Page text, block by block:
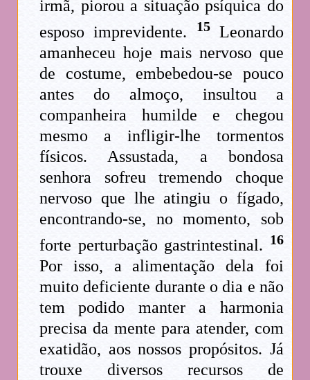
irmã, piorou a situação psíquica do
esposo imprevidente.
15Leonardo
amanheceu hoje mais nervoso que
de costume, embebedou-se pouco
antes do almoço, insultou a
companheira humilde e chegou
mesmo a infligir-lhe tormentos
físicos. Assustada, a bondosa
senhora sofreu tremendo choque
nervoso que lhe atingiu o fígado,
encontrando-se, no momento, sob
forte perturbação gastrintestinal. 16
Por isso, a alimentação dela foi
muito deficiente durante o dia e não
tem podido manter a harmonia
precisa da mente para atender, com
exatidão, aos nossos propósitos. Já
trouxe diversos recursos de